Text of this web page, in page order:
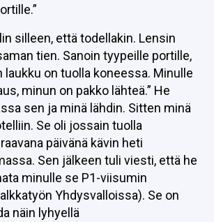
silleen, että todellakin. Lensin
tien. Sanoin tyypeille portille,
laukku on tuolla koneessa. Minulle
minun on pakko lähteä.” He
sen ja minä lähdin. Sitten minä
Se oli jossain tuolla
päivänä kävin heti
Sen jälkeen tuli viesti, että he
minulle se P1-viisumin
Yhdysvalloissa). Se on
näin lyhyellä